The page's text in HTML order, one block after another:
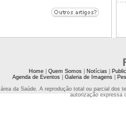
Home| Quem Somos| Notícias|
Agenda de Eventos| Galeria de Imagens|
da Saúde. A reprodução total ou parcial
autorização expressa